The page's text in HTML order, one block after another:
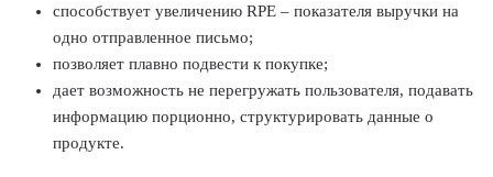
способствует увеличению RPE – показателя выручки на
одно отправленное письмо;
позволяет плавно подвести к покупке;
дает возможность не перегружать пользователя, подавать
информацию порционно, структурировать данные о
продукте.